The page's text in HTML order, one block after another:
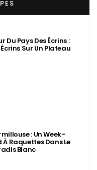
Du Pays Des Écrins :
Écrins Sur Un Plateau
: Un Week-
À Raquettes Dans Le
Blanc